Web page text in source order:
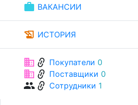
work ВАКАНСИИ
history_edu ИСТОРИЯ
businesslink Покупатели 0
businesslink Поставщики 0
grouplink Сотрудники 1